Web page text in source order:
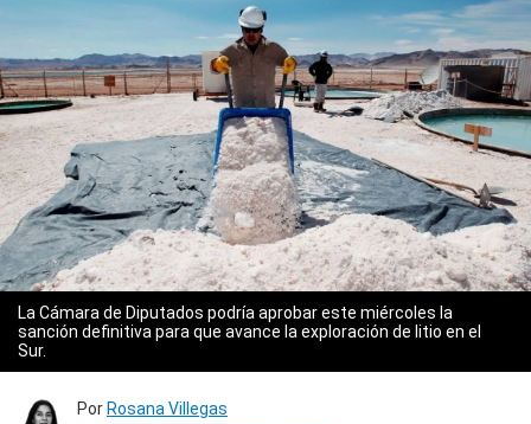
La Cámara de Diputados podría aprobar este miércoles la
sanción definitiva para que avance la exploración de litio en el
Sur.
Por Rosana Villegas